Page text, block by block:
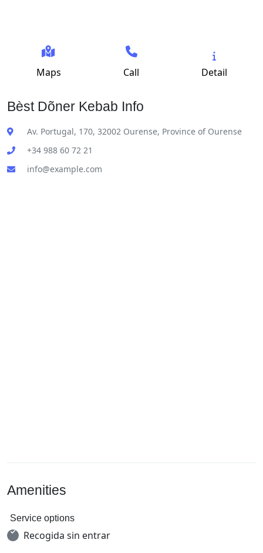
Maps Call Detail
Bèst Dõner Kebab Info
Av. Portugal, 170, 32002 Ourense, Province of Ourense
+34 988 60 72 21
info@example.com
Amenities
Service options
Recogida sin entrar